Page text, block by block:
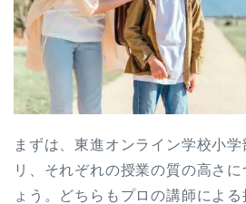
まずは、東進オンライン学校小
リ、それぞれの授業の質の高さ
ょう。どちらもプロの講師による